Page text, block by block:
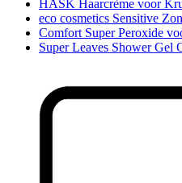
HASK Haarcrème voor
eco cosmetics Sensitive
Comfort Super Peroxide
Super Leaves Shower Gel